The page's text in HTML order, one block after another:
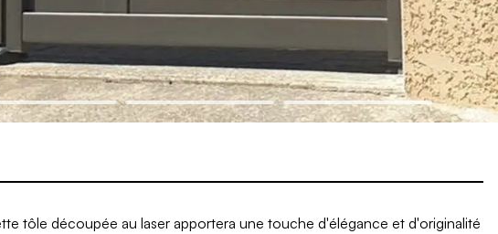
tôle découpée au laser apportera une touche d'élégance et d'originalité